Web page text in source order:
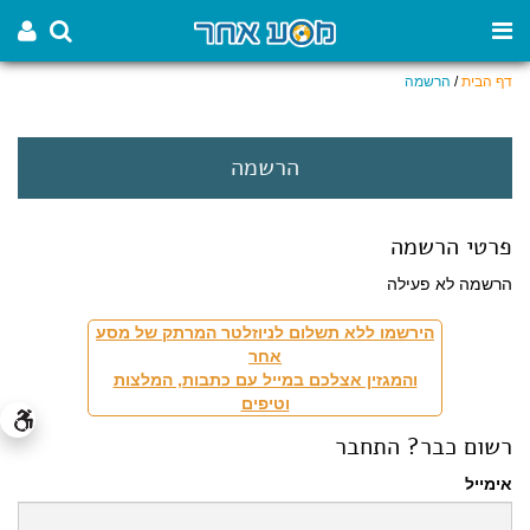
דף הבית/ הרשמה
הרשמה
פרטי הרשמה
הרשמה לא פעילה
הירשמו ללא תשלום לניוזלטר המרתק של מסע
אחר
והמגזין אצלכם במייל עם כתבות, המלצות
וטיפים
רשום כבר? התחבר
אימייל